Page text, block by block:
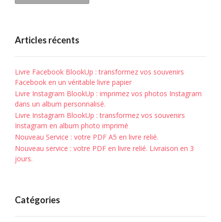
Articles récents
Livre Facebook BlookUp : transformez vos souvenirs
Facebook en un véritable livre papier
Livre Instagram BlookUp : imprimez vos photos Instagram
dans un album personnalisé.
Livre Instagram BlookUp : transformez vos souvenirs
Instagram en album photo imprimé
Nouveau Service : votre PDF A5 en livre relié.
Nouveau service : votre PDF en livre relié. Livraison en 3
jours.
Catégories